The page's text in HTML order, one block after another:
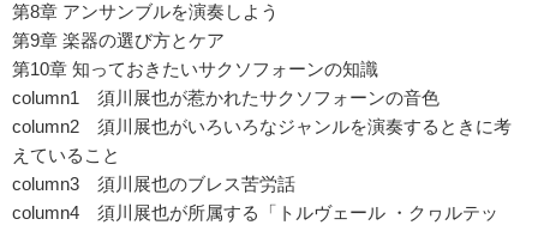
第8章 アンサンブルを演奏しよう
第9章 楽器の選び方とケア
第10章 知っておきたいサクソフォーンの知識
column1 須川展也が惹かれたサクソフォーンの音色
column2 須川展也がいろいろなジャンルを演奏するときに考
えていること
column3 須川展也のブレス苦労話
column4 須川展也が所属する「トルヴェール ・クヮルテッ